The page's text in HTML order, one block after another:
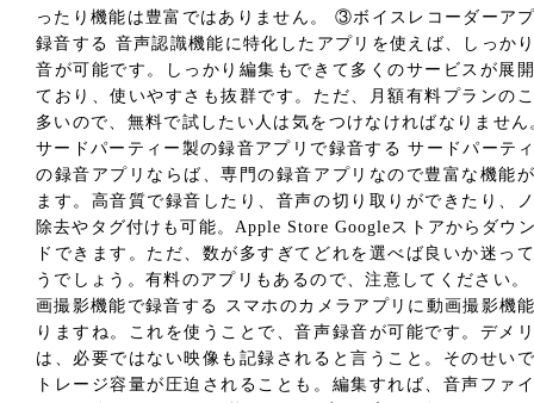
ったり機能は豊富ではありません。 ③ボイスレコーダーア
録音する 音声認識機能に特化したアプリを使えば、しっか
音が可能です。しっかり編集もできて多くのサービスが展
ており、使いやすさも抜群です。ただ、月額有料プランの
多いので、無料で試したい人は気をつけなければなりませ
サードパーティー製の録音アプリで録音する サードパーテ
の録音アプリならば、専門の録音アプリなので豊富な機能
ます。高音質で録音したり、音声の切り取りができたり、
除去やタグ付けも可能。Apple Store Googleストアからダウ
ドできます。ただ、数が多すぎてどれを選べば良いか迷っ
うでしょう。有料のアプリもあるので、注意してください
画撮影機能で録音する スマホのカメラアプリに動画撮影機
りますね。これを使うことで、音声録音が可能です。デメ
は、必要ではない映像も記録されると言うこと。そのせい
トレージ容量が圧迫されることも。編集すれば、音声ファ